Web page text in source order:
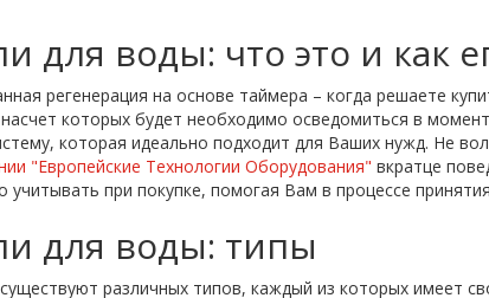
для воды: что это и как
регенерация на основе таймера – когда решаете
которых будет необходимо осведомиться в
которая идеально подходит для Ваших нужд. Не
"Европейские Технологии Оборудования" вкратце
учитывать при покупке, помогая Вам в процессе
для воды: типы
различных типов, каждый из которых имеет